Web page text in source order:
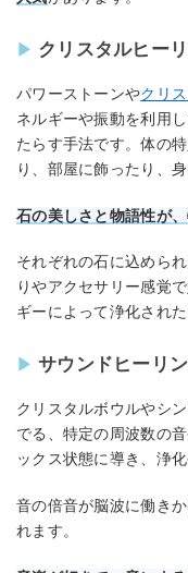
クリスタルヒー
パワーストーンやクリ
ネルギーや振動を利用
たらす手法です。体の
り、部屋に飾ったり、
石の美しさと物語性が
それぞれの石に込めら
りやアクセサリー感覚
ギーによって浄化され
サウンドヒーリ
クリスタルボウルやシ
でる、特定の周波数の
ックス状態に導き、浄
音の倍音が脳波に働き
れます。